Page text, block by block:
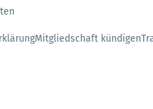
Mitgliedschaft kündigen